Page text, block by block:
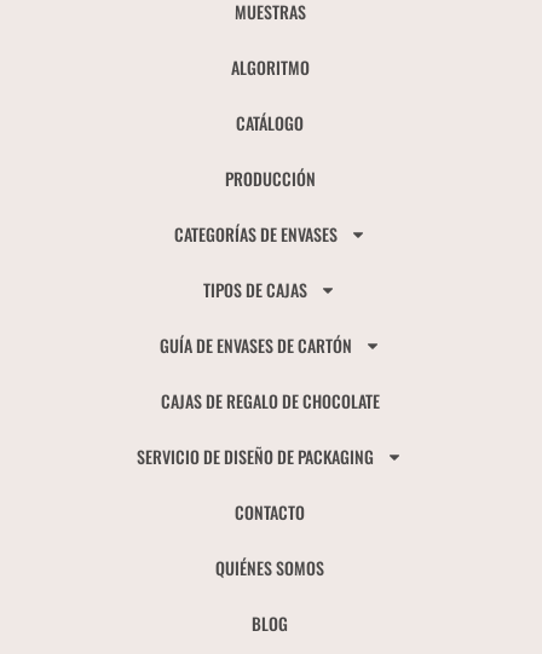
MUESTRAS
ALGORITMO
CATÁLOGO
PRODUCCIÓN
CATEGORÍAS DE ENVASES
TIPOS DE CAJAS
GUÍA DE ENVASES DE CARTÓN
CAJAS DE REGALO DE CHOCOLATE
SERVICIO DE DISEÑO DE PACKAGING
CONTACTO
QUIÉNES SOMOS
BLOG